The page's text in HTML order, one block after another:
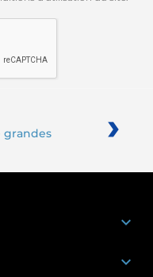
grandes
›

